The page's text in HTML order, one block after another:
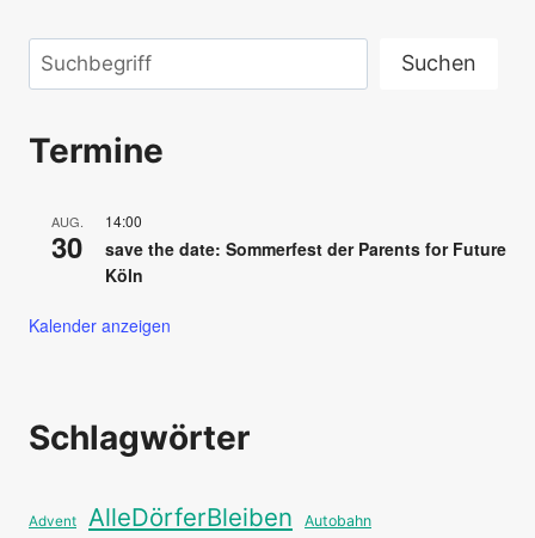
Suchen Suchen
Termine
AUG.
30
14:00
save the date: Sommerfest der Parents for Future
Köln
Kalender anzeigen
Schlagwörter
Advent AlleDörferBleiben Autobahn